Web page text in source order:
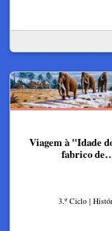
Viagem à "Idade
fabrico
3.º Ciclo |